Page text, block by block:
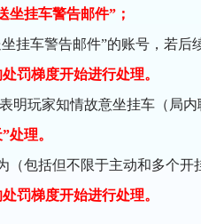
坐挂车警告邮件”；
挂车警告邮件”的账号，若后
罚梯度开始进行处理。
明玩家知情故意坐挂车（局
处理。
（包括但不限于主动和多个开
罚梯度开始进行处理。